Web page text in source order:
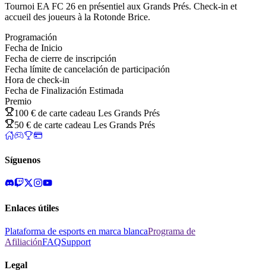
Tournoi EA FC 26 en présentiel aux Grands Prés. Check-in et
accueil des joueurs à la Rotonde Brice.
Programación
Fecha de Inicio
Fecha de cierre de inscripción
Fecha límite de cancelación de participación
Hora de check-in
Fecha de Finalización Estimada
Premio
100 € de carte cadeau Les Grands Prés
50 € de carte cadeau Les Grands Prés
Síguenos
Enlaces útiles
Plataforma de esports en marca blancaPrograma de
AfiliaciónFAQSupport
Legal